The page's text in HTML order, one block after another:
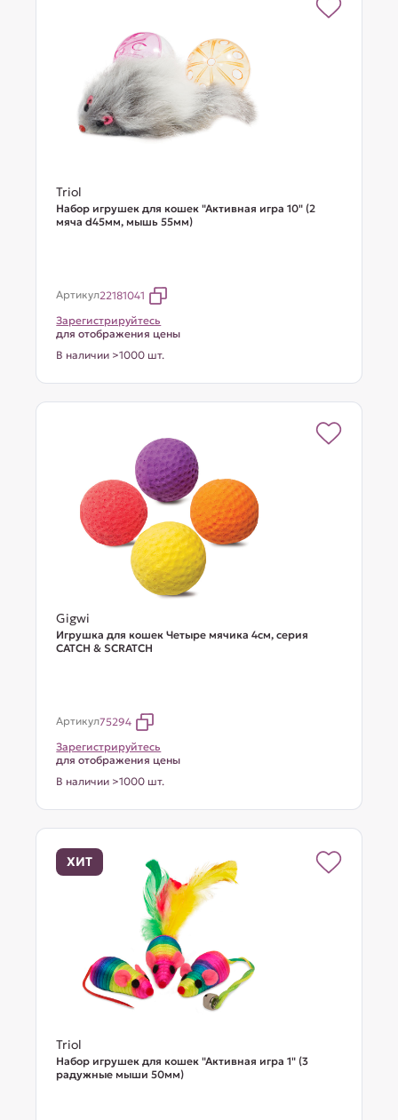
Triol
Набор игрушек для кошек "Активная игра 10" (2
мяча d45мм, мышь 55мм)
Артикул22181041
Зарегистрируйтесь
для отображения цены
В наличии >1000 шт.
Gigwi
Игрушка для кошек Четыре мячика 4см, серия
CATCH & SCRATCH
Артикул75294
Зарегистрируйтесь
для отображения цены
В наличии >1000 шт.
ХИТ
Triol
Набор игрушек для кошек "Активная игра 1" (3
радужные мыши 50мм)